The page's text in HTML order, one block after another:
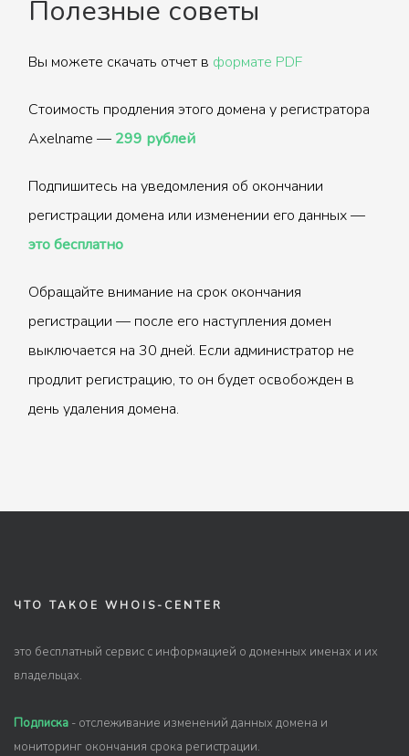
Полезные советы
Вы можете скачать отчет в формате PDF
Стоимость продления этого домена у регистратора
Axelname — 299 рублей
Подпишитесь на уведомления об окончании
регистрации домена или изменении его данных —
это бесплатно
Обращайте внимание на срок окончания
регистрации — после его наступления домен
выключается на 30 дней. Если администратор не
продлит регистрацию, то он будет освобожден в
день удаления домена.
ЧТО ТАКОЕ WHOIS-CENTER
это бесплатный сервис с информацией о доменных именах и их
владельцах.
Подписка - отслеживание изменений данных домена и
мониторинг окончания срока регистрации.